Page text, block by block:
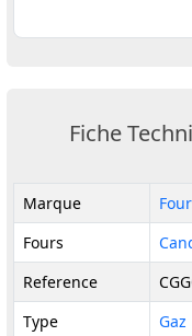
Fiche
Marque
Fours
Reference
Type
Gaz